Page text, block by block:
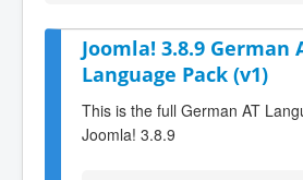
Joomla! 3.8.9 German
Language Pack (v1)
This is the full German AT
Joomla! 3.8.9